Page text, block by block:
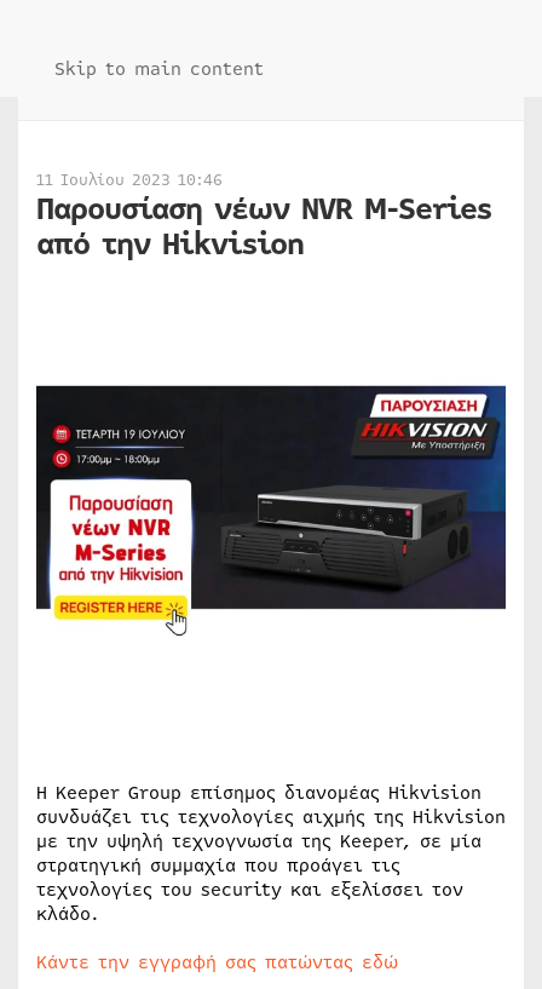
Skip to main content
11 Ιουλίου 2023 10:46
Παρουσίαση νέων NVR M-Series
από την Hikvision
Η Keeper Group επίσημος διανομέας Hikvision
συνδυάζει τις τεχνολογίες αιχμής της Hikvision
με την υψηλή τεχνογνωσία της Keeper, σε μία
στρατηγική συμμαχία που προάγει τις
τεχνολογίες του security και εξελίσσει τον
κλάδο.
Κάντε την εγγραφή σας πατώντας εδώ